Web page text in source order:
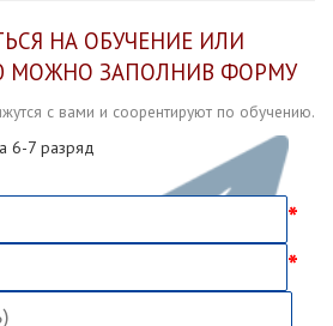
НА ОБУЧЕНИЕ ИЛИ
МОЖНО ЗАПОЛНИВ ФОРМУ
с вами и соорентируют по обучению.
6-7 разряд